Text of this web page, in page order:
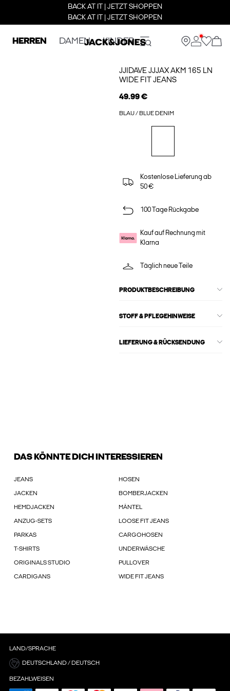
BACK AT IT | JETZT SHOPPEN
BACK AT IT | JETZT SHOPPEN
HERREN DAMEN KINDER
JJIDAVE JJJAX AKM 165 LN
WIDE FIT JEANS
49.99 €
BLAU / BLUE DENIM
Kostenlose Lieferung ab
50 €
100 Tage Rückgabe
Kauf auf Rechnung mit
Klarna
Täglich neue Teile
PRODUKTBESCHREIBUNG
STOFF & PFLEGEHINWEISE
LIEFERUNG & RÜCKSENDUNG
DAS KÖNNTE DICH INTERESSIEREN
JEANS HOSEN
JACKEN BOMBERJACKEN
HEMDJACKEN MÄNTEL
ANZUG-SETS LOOSE FIT JEANS
PARKAS CARGOHOSEN
T-SHIRTS UNDERWÄSCHE
ORIGINALS STUDIO PULLOVER
CARDIGANS WIDE FIT JEANS
LAND/SPRACHE
DEUTSCHLAND / DEUTSCH
BEZAHLWEISEN